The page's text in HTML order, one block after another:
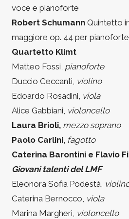
voce e pianoforte
Robert Schumann Quintetto
maggiore op. 44 per
Quartetto Klimt
Matteo Fossi, pianoforte
Duccio Ceccanti, violino
Edoardo Rosadini, viola
Alice Gabbiani, violoncello
Laura Brioli, mezzo soprano
Paolo Carlini, fagotto
Caterina Barontini e Flavio
Giovani talenti del LMF
Eleonora Sofia Podestà,
Caterina Bernocco, viola
Marina Margheri, violoncello